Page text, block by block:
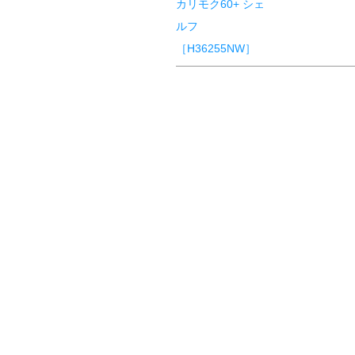
カリモク60+ シェ
ルフ
［H36255NW］